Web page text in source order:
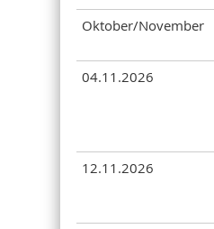
Oktober/November
04.11.2026
12.11.2026